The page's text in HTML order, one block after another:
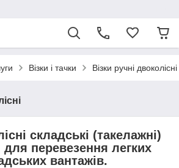
Візки і тачки Візки ручні двоколісні
складські (такелажні)
для перевезення легких
вантажів.